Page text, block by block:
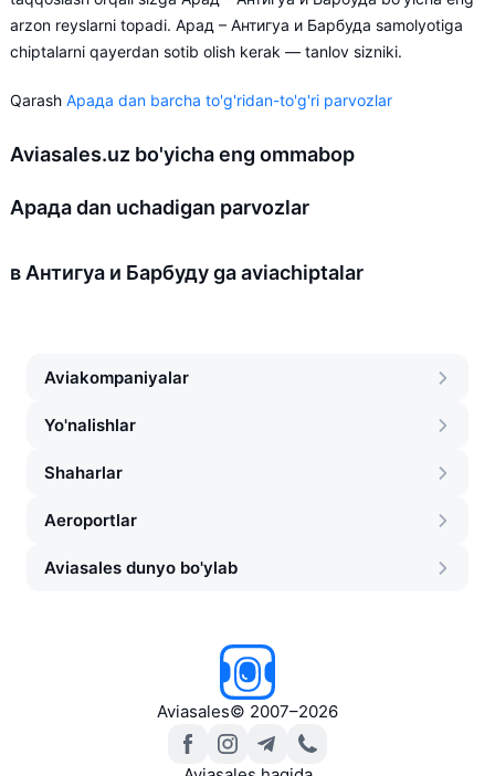
arzon reyslarni topadi. Арад – Антигуа и Барбуда samolyotiga
chiptalarni qayerdan sotib olish kerak — tanlov sizniki.
Qarash Арада dan barcha to'g'ridan-to'g'ri parvozlar
Aviasales.uz bo'yicha eng ommabop
Арада dan uchadigan parvozlar
в Антигуа и Барбуду ga aviachiptalar
Aviakompaniyalar
Yo'nalishlar
Shaharlar
Aeroportlar
Aviasales dunyo bo'ylab
Aviasales© 2007–2026